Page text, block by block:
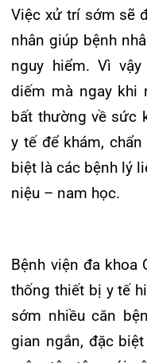
Tin mới nhất
THÔNG
VIỆC
31/07/
TRẢI
28/07/2026
HẢI
27/07/
CẢNH
THUỐC